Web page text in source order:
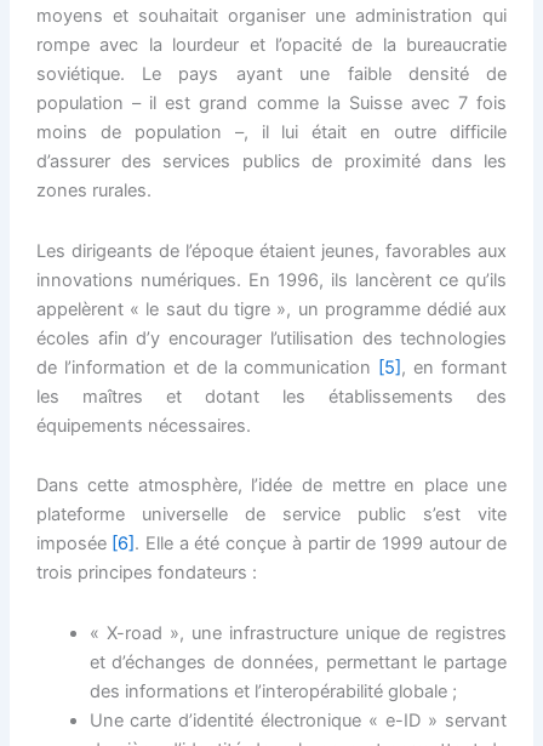
moyens et souhaitait organiser une administration qui
rompe avec la lourdeur et l’opacité de la bureaucratie
soviétique. Le pays ayant une faible densité de
population – il est grand comme la Suisse avec 7 fois
moins de population –, il lui était en outre difficile
d’assurer des services publics de proximité dans les
zones rurales.
Les dirigeants de l’époque étaient jeunes, favorables aux
innovations numériques. En 1996, ils lancèrent ce qu’ils
appelèrent « le saut du tigre », un programme dédié aux
écoles afin d’y encourager l’utilisation des technologies
de l’information et de la communication [5], en formant
les maîtres et dotant les établissements des
équipements nécessaires.
Dans cette atmosphère, l’idée de mettre en place une
plateforme universelle de service public s’est vite
imposée [6]. Elle a été conçue à partir de 1999 autour de
trois principes fondateurs :
« X-road », une infrastructure unique de registres
et d’échanges de données, permettant le partage
des informations et l’interopérabilité globale ;
Une carte d’identité électronique « e-ID » servant